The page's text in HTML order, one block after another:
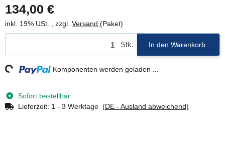
134,00 €
inkl. 19% USt. , zzgl. Versand (Paket)
Stk. In den Warenkorb
Komponenten werden geladen ...
Sofort bestellbar
Lieferzeit: 1 - 3 Werktage (DE - Ausland abweichend)